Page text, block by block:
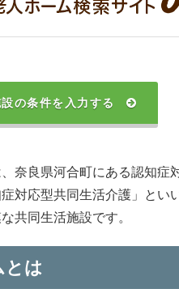
の条件を入力する
奈良県河合町にある認知
対応型共同生活介護」と
共同生活施設です。
とは